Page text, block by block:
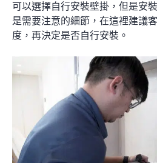
可以選擇自行安裝壁掛，但是安
是需要注意的細節，在這裡建議
度，再決定是否自行安裝。